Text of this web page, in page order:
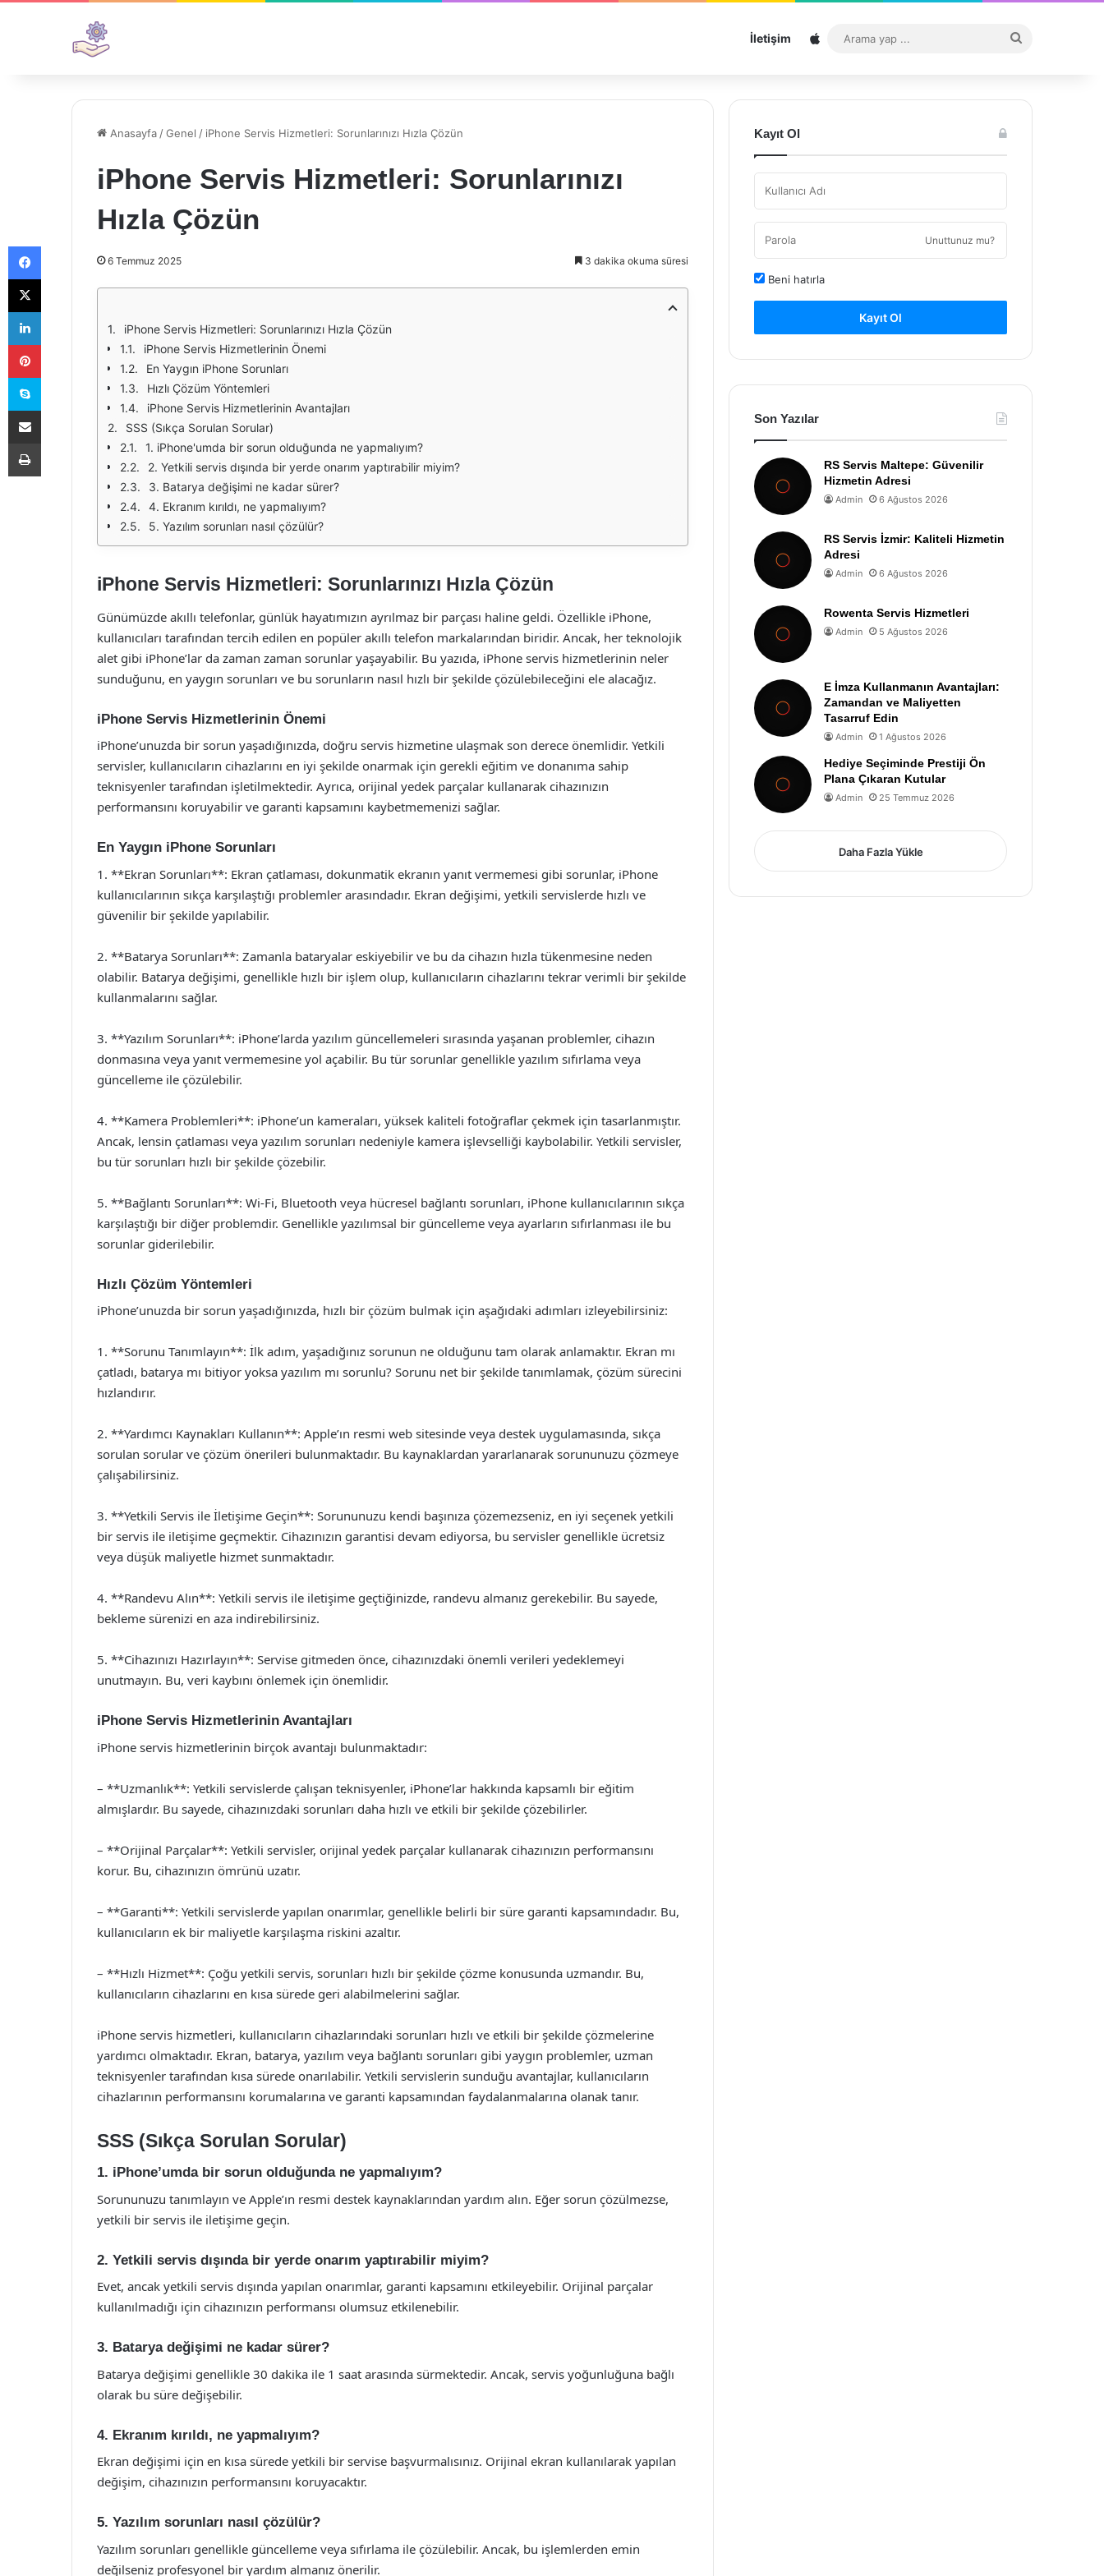
İletişim Sitemap
...
Anasayfa /Genel / iPhone Servis Hizmetleri: Sorunlarınızı Hızla Çözün
iPhone Servis Hizmetleri: Sorunlarınızı
Hızla Çözün
6 Temmuz 2025 3 dakika okuma süresi
iPhone Servis Hizmetleri: Sorunlarınızı Hızla Çözün
iPhone Servis Hizmetlerinin Önemi
En Yaygın iPhone Sorunları
Hızlı Çözüm Yöntemleri
iPhone Servis Hizmetlerinin Avantajları
SSS (Sıkça Sorulan Sorular)
1. iPhone'umda bir sorun olduğunda ne yapmalıyım?
2. Yetkili servis dışında bir yerde onarım yaptırabilir miyim?
3. Batarya değişimi ne kadar sürer?
4. Ekranım kırıldı, ne yapmalıyım?
5. Yazılım sorunları nasıl çözülür?
iPhone Servis Hizmetleri: Sorunlarınızı Hızla Çözün
Günümüzde akıllı telefonlar, günlük hayatımızın ayrılmaz bir parçası haline geldi. Özellikle iPhone,
kullanıcıları tarafından tercih edilen en popüler akıllı telefon markalarından biridir. Ancak, her teknolojik
alet gibi iPhone’lar da zaman zaman sorunlar yaşayabilir. Bu yazıda, iPhone servis hizmetlerinin neler
sunduğunu, en yaygın sorunları ve bu sorunların nasıl hızlı bir şekilde çözülebileceğini ele alacağız.
iPhone Servis Hizmetlerinin Önemi
iPhone’unuzda bir sorun yaşadığınızda, doğru servis hizmetine ulaşmak son derece önemlidir. Yetkili
servisler, kullanıcıların cihazlarını en iyi şekilde onarmak için gerekli eğitim ve donanıma sahip
teknisyenler tarafından işletilmektedir. Ayrıca, orijinal yedek parçalar kullanarak cihazınızın
performansını koruyabilir ve garanti kapsamını kaybetmemenizi sağlar.
En Yaygın iPhone Sorunları
1. **Ekran Sorunları**: Ekran çatlaması, dokunmatik ekranın yanıt vermemesi gibi sorunlar, iPhone
kullanıcılarının sıkça karşılaştığı problemler arasındadır. Ekran değişimi, yetkili servislerde hızlı ve
güvenilir bir şekilde yapılabilir.
2. **Batarya Sorunları**: Zamanla bataryalar eskiyebilir ve bu da cihazın hızla tükenmesine neden
olabilir. Batarya değişimi, genellikle hızlı bir işlem olup, kullanıcıların cihazlarını tekrar verimli bir şekilde
kullanmalarını sağlar.
3. **Yazılım Sorunları**: iPhone’larda yazılım güncellemeleri sırasında yaşanan problemler, cihazın
donmasına veya yanıt vermemesine yol açabilir. Bu tür sorunlar genellikle yazılım sıfırlama veya
güncelleme ile çözülebilir.
4. **Kamera Problemleri**: iPhone’un kameraları, yüksek kaliteli fotoğraflar çekmek için tasarlanmıştır.
Ancak, lensin çatlaması veya yazılım sorunları nedeniyle kamera işlevselliği kaybolabilir. Yetkili servisler,
bu tür sorunları hızlı bir şekilde çözebilir.
5. **Bağlantı Sorunları**: Wi-Fi, Bluetooth veya hücresel bağlantı sorunları, iPhone kullanıcılarının sıkça
karşılaştığı bir diğer problemdir. Genellikle yazılımsal bir güncelleme veya ayarların sıfırlanması ile bu
sorunlar giderilebilir.
Hızlı Çözüm Yöntemleri
iPhone’unuzda bir sorun yaşadığınızda, hızlı bir çözüm bulmak için aşağıdaki adımları izleyebilirsiniz:
1. **Sorunu Tanımlayın**: İlk adım, yaşadığınız sorunun ne olduğunu tam olarak anlamaktır. Ekran mı
çatladı, batarya mı bitiyor yoksa yazılım mı sorunlu? Sorunu net bir şekilde tanımlamak, çözüm sürecini
hızlandırır.
2. **Yardımcı Kaynakları Kullanın**: Apple’ın resmi web sitesinde veya destek uygulamasında, sıkça
sorulan sorular ve çözüm önerileri bulunmaktadır. Bu kaynaklardan yararlanarak sorununuzu çözmeye
çalışabilirsiniz.
3. **Yetkili Servis ile İletişime Geçin**: Sorununuzu kendi başınıza çözemezseniz, en iyi seçenek yetkili
bir servis ile iletişime geçmektir. Cihazınızın garantisi devam ediyorsa, bu servisler genellikle ücretsiz
veya düşük maliyetle hizmet sunmaktadır.
4. **Randevu Alın**: Yetkili servis ile iletişime geçtiğinizde, randevu almanız gerekebilir. Bu sayede,
bekleme sürenizi en aza indirebilirsiniz.
5. **Cihazınızı Hazırlayın**: Servise gitmeden önce, cihazınızdaki önemli verileri yedeklemeyi
unutmayın. Bu, veri kaybını önlemek için önemlidir.
iPhone Servis Hizmetlerinin Avantajları
iPhone servis hizmetlerinin birçok avantajı bulunmaktadır:
– **Uzmanlık**: Yetkili servislerde çalışan teknisyenler, iPhone’lar hakkında kapsamlı bir eğitim
almışlardır. Bu sayede, cihazınızdaki sorunları daha hızlı ve etkili bir şekilde çözebilirler.
– **Orijinal Parçalar**: Yetkili servisler, orijinal yedek parçalar kullanarak cihazınızın performansını
korur. Bu, cihazınızın ömrünü uzatır.
– **Garanti**: Yetkili servislerde yapılan onarımlar, genellikle belirli bir süre garanti kapsamındadır. Bu,
kullanıcıların ek bir maliyetle karşılaşma riskini azaltır.
– **Hızlı Hizmet**: Çoğu yetkili servis, sorunları hızlı bir şekilde çözme konusunda uzmandır. Bu,
kullanıcıların cihazlarını en kısa sürede geri alabilmelerini sağlar.
iPhone servis hizmetleri, kullanıcıların cihazlarındaki sorunları hızlı ve etkili bir şekilde çözmelerine
yardımcı olmaktadır. Ekran, batarya, yazılım veya bağlantı sorunları gibi yaygın problemler, uzman
teknisyenler tarafından kısa sürede onarılabilir. Yetkili servislerin sunduğu avantajlar, kullanıcıların
cihazlarının performansını korumalarına ve garanti kapsamından faydalanmalarına olanak tanır.
SSS (Sıkça Sorulan Sorular)
1. iPhone’umda bir sorun olduğunda ne yapmalıyım?
Sorununuzu tanımlayın ve Apple’ın resmi destek kaynaklarından yardım alın. Eğer sorun çözülmezse,
yetkili bir servis ile iletişime geçin.
2. Yetkili servis dışında bir yerde onarım yaptırabilir miyim?
Evet, ancak yetkili servis dışında yapılan onarımlar, garanti kapsamını etkileyebilir. Orijinal parçalar
kullanılmadığı için cihazınızın performansı olumsuz etkilenebilir.
3. Batarya değişimi ne kadar sürer?
Batarya değişimi genellikle 30 dakika ile 1 saat arasında sürmektedir. Ancak, servis yoğunluğuna bağlı
olarak bu süre değişebilir.
4. Ekranım kırıldı, ne yapmalıyım?
Ekran değişimi için en kısa sürede yetkili bir servise başvurmalısınız. Orijinal ekran kullanılarak yapılan
değişim, cihazınızın performansını koruyacaktır.
5. Yazılım sorunları nasıl çözülür?
Yazılım sorunları genellikle güncelleme veya sıfırlama ile çözülebilir. Ancak, bu işlemlerden emin
değilseniz profesyonel bir yardım almanız önerilir.
Kayıt Ol
Unuttunuz mu?
Beni hatırla
Kayıt Ol
Son Yazılar
RS Servis Maltepe: Güvenilir
Hizmetin Adresi
Admin 6 Ağustos 2026
RS Servis İzmir: Kaliteli Hizmetin
Adresi
Admin 6 Ağustos 2026
Rowenta Servis Hizmetleri
Admin 5 Ağustos 2026
E İmza Kullanmanın Avantajları:
Zamandan ve Maliyetten
Tasarruf Edin
Admin 1 Ağustos 2026
Hediye Seçiminde Prestiji Ön
Plana Çıkaran Kutular
Admin 25 Temmuz 2026
Daha Fazla Yükle
Facebook
X
LinkedIn
Pinterest
Skype
E-Posta ile paylaş